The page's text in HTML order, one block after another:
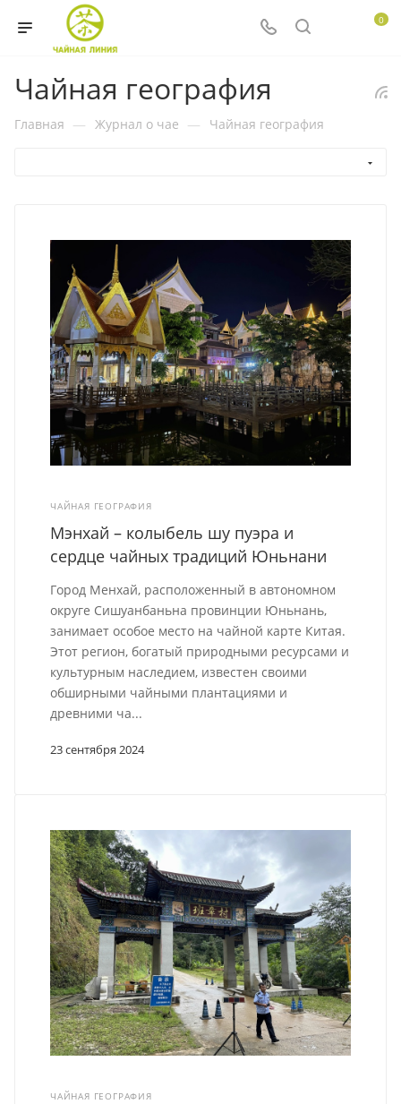
0
Чайная география
Главная — Журнал о чае — Чайная география
ЧАЙНАЯ ГЕОГРАФИЯ
23 сентября 2024
Мэнхай – колыбель шу пуэра и
сердце чайных традиций Юньнани
Город Менхай, расположенный в автономном
округе Сишуанбаньна провинции Юньнань,
занимает особое место на чайной карте Китая.
Этот регион, богатый природными ресурсами и
культурным наследием, известен своими
обширными чайными плантациями и
древними ча...
ЧАЙНАЯ ГЕОГРАФИЯ